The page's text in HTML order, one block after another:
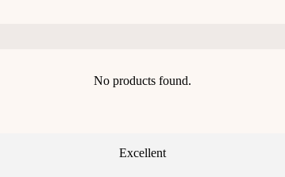
No products found.
Excellent